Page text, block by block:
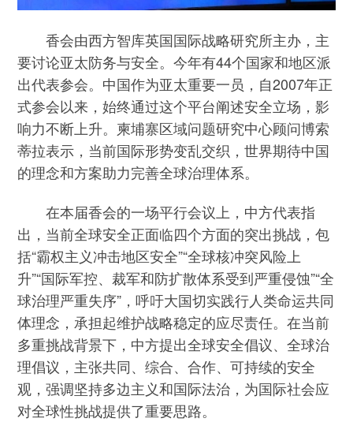
香会由西方智库英国国际战略研究所主办，主
要讨论亚太防务与安全。今年有44个国家和地区派
出代表参会。中国作为亚太重要一员，自2007年正
式参会以来，始终通过这个平台阐述安全立场，影
响力不断上升。柬埔寨区域问题研究中心顾问博索
蒂拉表示，当前国际形势变乱交织，世界期待中国
的理念和方案助力完善全球治理体系。
在本届香会的一场平行会议上，中方代表指
出，当前全球安全正面临四个方面的突出挑战，包
括“霸权主义冲击地区安全”“全球核冲突风险上
升”“国际军控、裁军和防扩散体系受到严重侵蚀”“全
球治理严重失序”，呼吁大国切实践行人类命运共同
体理念，承担起维护战略稳定的应尽责任。在当前
多重挑战背景下，中方提出全球安全倡议、全球治
理倡议，主张共同、综合、合作、可持续的安全
观，强调坚持多边主义和国际法治，为国际社会应
对全球性挑战提供了重要思路。